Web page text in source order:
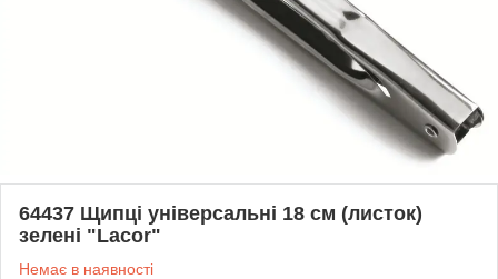
64437 Щипці універсальні 18 см (листок)
зелені "Lacor"
Немає в наявності